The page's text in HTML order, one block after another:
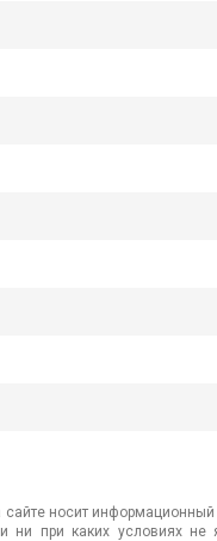
носит информационный
ни при каких условиях